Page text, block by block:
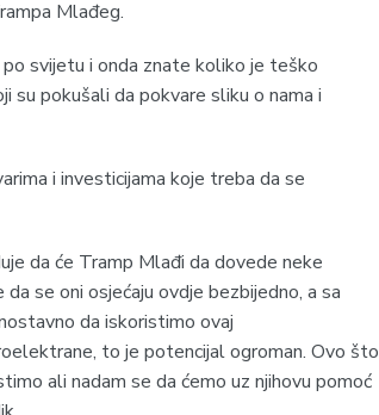
Mlađeg.
svijetu i onda znate koliko je teško
su pokušali da pokvare sliku o nama i
i investicijama koje treba da se
da će Tramp Mlađi da dovede neke
se oni osjećaju ovdje bezbijedno, a sa
da iskoristimo ovaj
to je potencijal ogroman. Ovo što
ali nadam se da ćemo uz njihovu pomoć